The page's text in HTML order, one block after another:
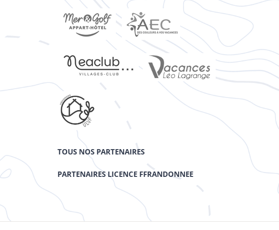
TOUS NOS PARTENAIRES
PARTENAIRES LICENCE FFRANDONNEE